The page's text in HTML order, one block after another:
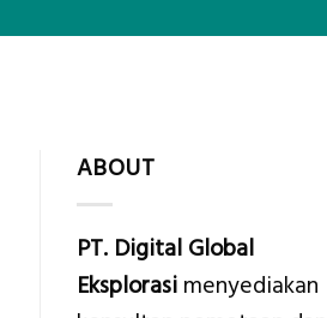
ABOUT
PT. Digital Global
Eksplorasimenyediakan